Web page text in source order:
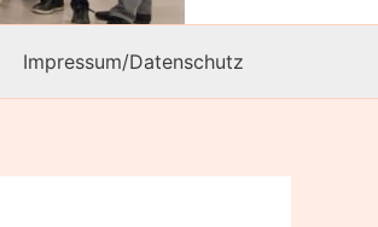
Impressum/Datenschutz